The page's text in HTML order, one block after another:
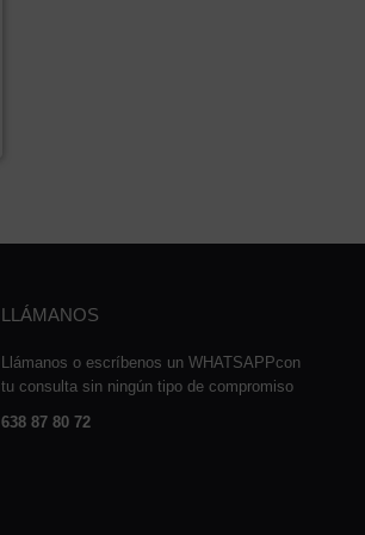
LLÁMANOS
Llámanos o escríbenos un WHATSAPPcon
tu consulta sin ningún tipo de compromiso
638 87 80 72